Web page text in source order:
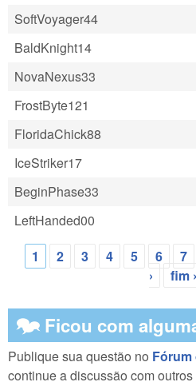
SoftVoyager44
BaldKnight14
NovaNexus33
FrostByte121
FloridaChick88
IceStriker17
BeginPhase33
LeftHanded00
Páginas
1 2 3 4 5 6 7
›
fim
🗫 Ficou com
Publique sua questão no Fórum
continue a discussão com